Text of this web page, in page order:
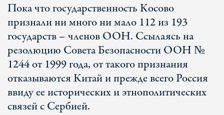
Пока что государственность Косово
признали ни много ни мало 112 из 193
государств – членов ООН. Ссылаясь на
резолюцию Совета Безопасности ООН №
1244 от 1999 года, от такого признания
отказываются Китай и прежде всего Россия
ввиду ее исторических и этнополитических
связей с Сербией.